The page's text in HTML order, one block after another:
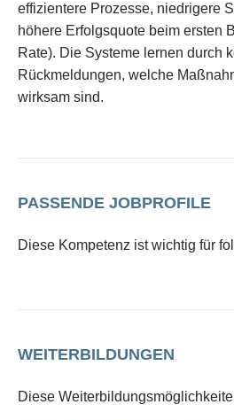
effizientere Prozesse, niedrigere
höhere Erfolgsquote beim ersten
Rate). Die Systeme lernen durch
Rückmeldungen, welche
wirksam sind.
PASSENDE JOBPROFILE
Diese Kompetenz ist wichtig für
WEITERBILDUNGEN
Diese